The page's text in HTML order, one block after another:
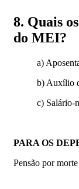
8. Quais
do MEI?
a)
b) Auxílio
c) Salário-
PARA OS
Pensão por